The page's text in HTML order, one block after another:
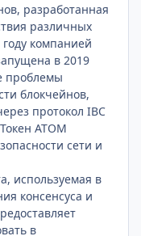
разработанная
различных
компанией
в 2019
проблемы
блокчейнов,
протокол IBC
ATOM
сети и
используемая в
консенсуса и
в